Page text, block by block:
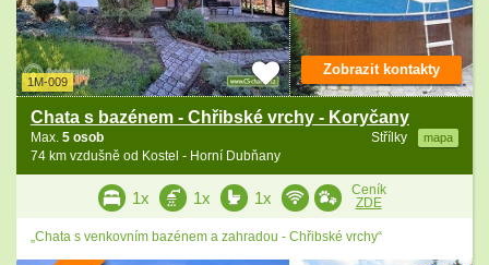
1M-009
Chata s bazénem - Chřibské vrchy - Koryčany
Střílky mapa
Max. 5 osob
74 km vzdušně od Kostel - Horní Dubňany
Zobrazit kontakty
1x 1x 1x
Ceník
ZDE
„Chata s venkovním bazénem a zahradou - Chřibské vrchy“